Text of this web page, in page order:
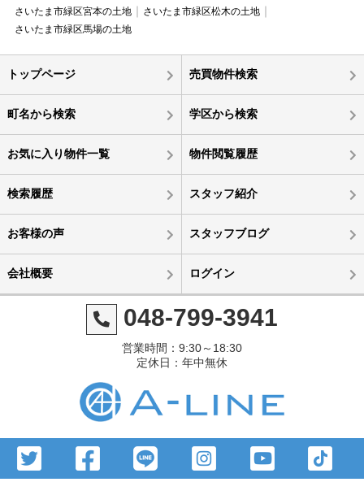
さいたま市緑区宮本の土地
さいたま市緑区松木の土地
さいたま市緑区馬場の土地
トップページ 売買物件検索
町名から検索 学区から検索
お気に入り物件一覧 物件閲覧履歴
検索履歴 スタッフ紹介
お客様の声 スタッフブログ
会社概要 ログイン
048-799-3941
営業時間：9:30～18:30
定休日：年中無休